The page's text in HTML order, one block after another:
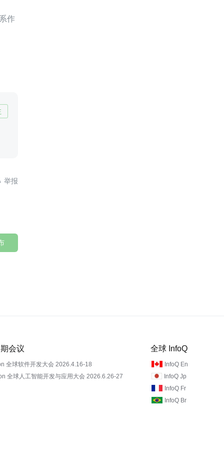
作
会议
全球软件开发大会 2026.4.16-18
全球人工智能开发与应用大会 2026.6.26-27
全球 InfoQ
InfoQ En
InfoQ Jp
InfoQ Fr
InfoQ Br